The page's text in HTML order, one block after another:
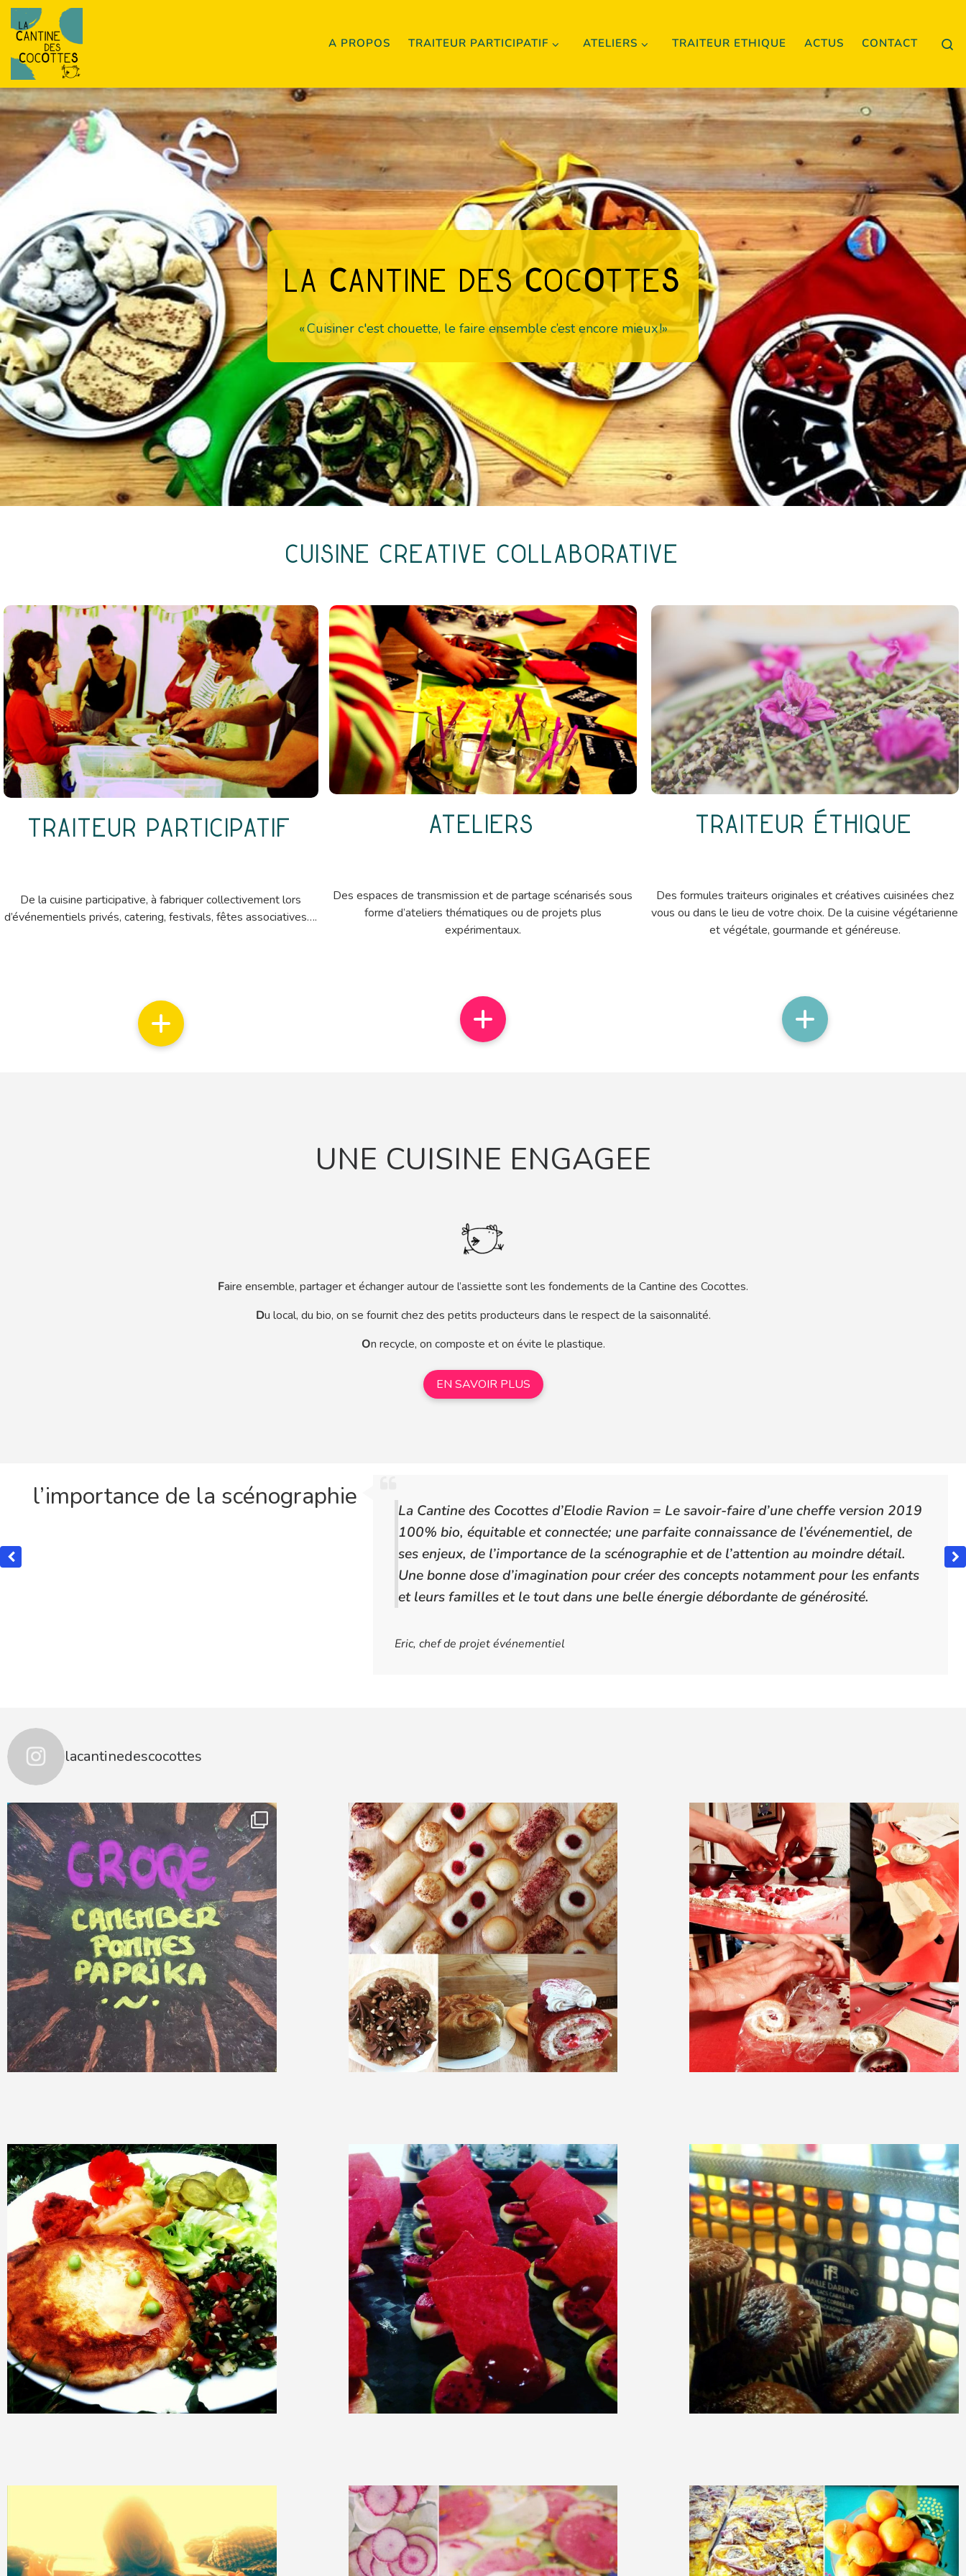
Passer au contenu
A PROPOS TRAITEUR PARTICIPATIF ATELIERS TRAITEUR ETHIQUE ACTUS CONTACT
La cantine descocottes
« Cuisiner c'est chouette, le faire ensemble c’est encore mieux !»
CUISINE CREATIVE COLLABORATIVE
Traiteur participatif
De la cuisine participative, à fabriquer collectivement lors
d’événementiels privés, catering, festivals, fêtes associatives….
Ateliers
Des espaces de transmission et de partage scénarisés sous
forme d’ateliers thématiques ou de projets plus
expérimentaux.
Traiteur éthique
Des formules traiteurs originales et créatives cuisinées chez
vous ou dans le lieu de votre choix. De la cuisine végétarienne
et végétale, gourmande et généreuse.
UNE CUISINE ENGAGEE
Faire ensemble, partager et échanger autour de l’assiette sont les fondements de la Cantine des Cocottes.
Du local, du bio, on se fournit chez des petits producteurs dans le respect de la saisonnalité.
On recycle, on composte et on évite le plastique.
EN SAVOIR PLUS
l’importance de la scénographie
La Cantine des Cocottes d’Elodie Ravion = Le savoir-faire d’une cheffe version 2019
100% bio, équitable et connectée; une parfaite connaissance de l’événementiel, de
ses enjeux, de l’importance de la scénographie et de l’attention au moindre détail.
Une bonne dose d’imagination pour créer des concepts notamment pour les enfants
et leurs familles et le tout dans une belle énergie débordante de générosité.
Eric, chef de projet événementiel
lacantinedescocottes